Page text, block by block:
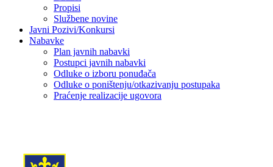
Propisi
Službene novine
Javni Pozivi/Konkursi
Nabavke
Plan javnih nabavki
Postupci javnih nabavki
Odluke o izboru ponuđača
Odluke o poništenju/otkazivanju postupaka
Praćenje realizacije ugovora